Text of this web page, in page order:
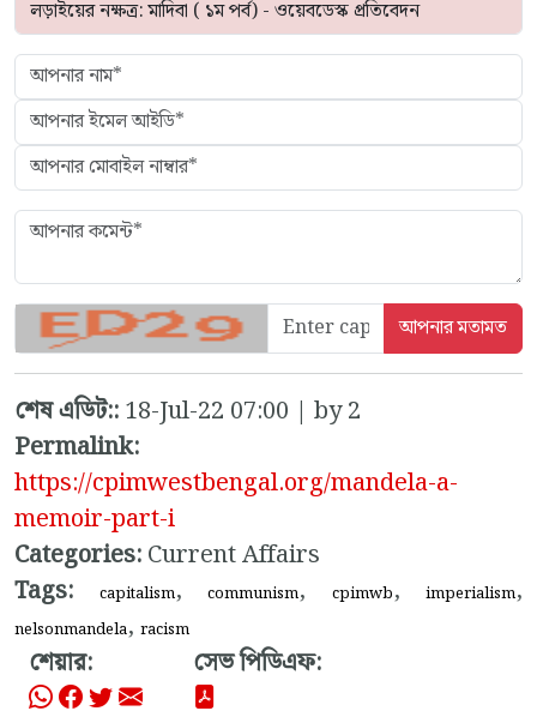
শেষ এডিট::18-Jul-22 07:00 | by 2
Permalink:
https://cpimwestbengal.org/mandela-a-
memoir-part-i
Categories:Current Affairs
Tags:
capitalism, communism, cpimwb, imperialism,
nelsonmandela, racism
শেয়ার: সেভ পিডিএফ: